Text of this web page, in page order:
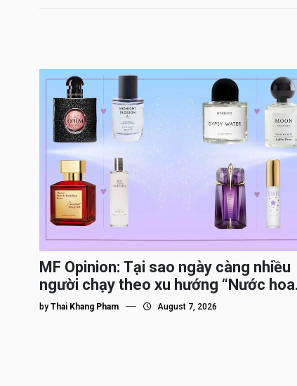
MF Opinion: Tại sao ngày càng nhiều
người chạy theo xu hướng “Nước hoa
Dupe”?
by Thai Khang Pham August 7, 2026